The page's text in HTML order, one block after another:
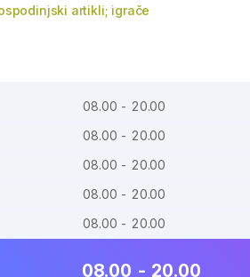
artikli; igrače
08.00 - 20.00
08.00 - 20.00
08.00 - 20.00
08.00 - 20.00
08.00 - 20.00
08.00 - 20.00